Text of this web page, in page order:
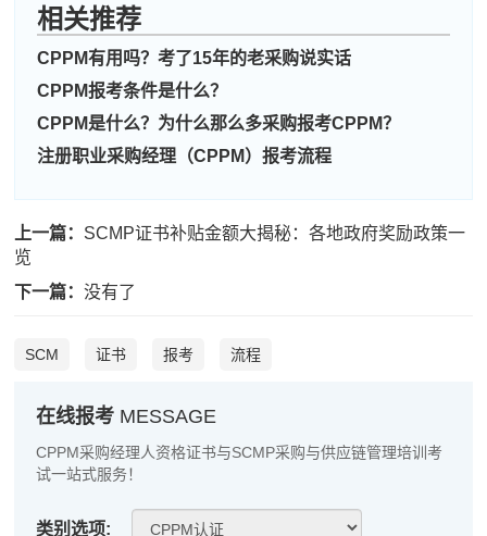
相关推荐
CPPM有用吗？考了15年的老采购说实话
CPPM报考条件是什么？
CPPM是什么？为什么那么多采购报考CPPM？
注册职业采购经理（CPPM）报考流程
上一篇： SCMP证书补贴金额大揭秘：各地政府奖励政策一
览
下一篇：没有了
SCM 证书 报考 流程
在线报考 MESSAGE
CPPM采购经理人资格证书与SCMP采购与供应链管理培训考
试一站式服务！
类别选项: